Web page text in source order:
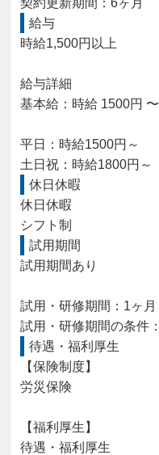
契約更新期間：6ヶ月
給与
時給1,500円以上
給与詳細
基本給：時給 1500円 〜
平日：時給1500円～
土日祝：時給1800円～
休日休暇
休日休暇
シフト制
試用期間
試用期間あり
試用・研修期間：1ヶ月
待遇・福利厚生
【保険制度】
労災保険
【福利厚生】
待遇・福利厚生